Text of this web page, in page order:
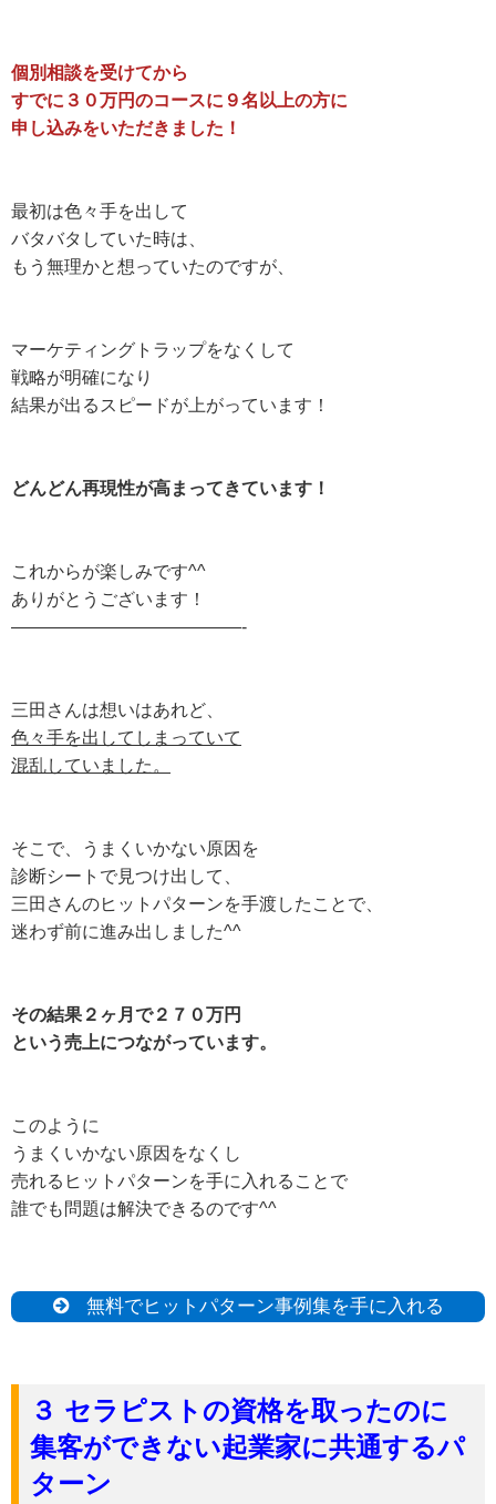
個別相談を受けてから
すでに３０万円のコースに９名以上の方に
申し込みをいただきました！
最初は色々手を出して
バタバタしていた時は、
もう無理かと想っていたのですが、
マーケティングトラップをなくして
戦略が明確になり
結果が出るスピードが上がっています！
どんどん再現性が高まってきています！
これからが楽しみです^^
ありがとうございます！
—————————————-
三田さんは想いはあれど、
色々手を出してしまっていて
混乱していました。
そこで、うまくいかない原因を
診断シートで見つけ出して、
三田さんのヒットパターンを手渡したことで、
迷わず前に進み出しました^^
その結果２ヶ月で２７０万円
という売上につながっています。
このように
うまくいかない原因をなくし
売れるヒットパターンを手に入れることで
誰でも問題は解決できるのです^^
無料でヒットパターン事例集を手に入れる
３ セラピストの資格を取ったのに
集客ができない起業家に共通するパ
ターン